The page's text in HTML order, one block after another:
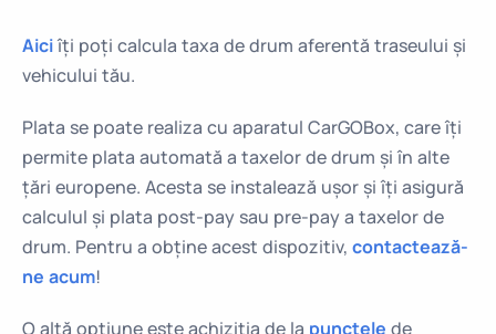
Aiciîți poți calcula taxa de drum aferentă traseului și
vehicului tău.
Plata se poate realiza cu aparatul CarGOBox, care îți
permite plata automată a taxelor de drum și în alte
țări europene. Acesta se instalează ușor și îți asigură
calculul și plata post-pay sau pre-pay a taxelor de
drum. Pentru a obține acest dispozitiv, contactează-
ne acum!
O altă opțiune este achiziția de la punctele de